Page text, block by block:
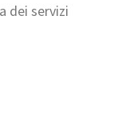
dei servizi